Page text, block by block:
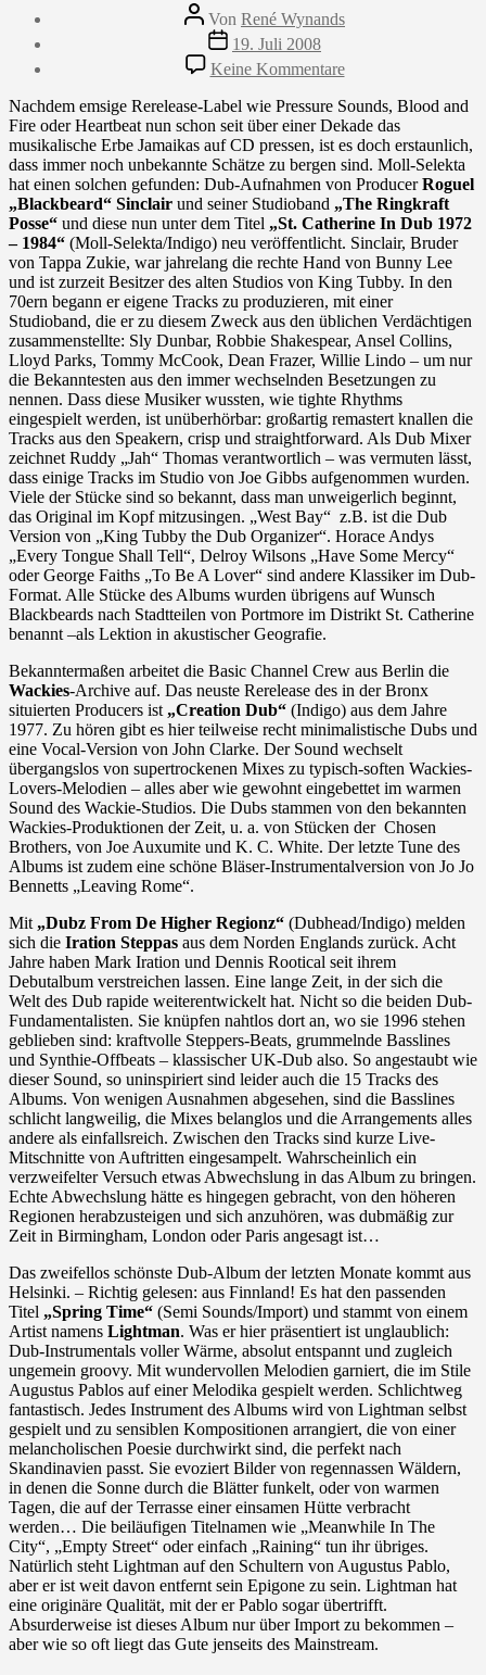
Beitragsautor
Von René Wynands
Veröffentlichungsdatum
19. Juli 2008
Keine Kommentarezu
Dub
Revolution,
März
2004
Nachdem emsige Rerelease-Label wie Pressure Sounds, Blood and
Fire oder Heartbeat nun schon seit über einer Dekade das
musikalische Erbe Jamaikas auf CD pressen, ist es doch erstaunlich,
dass immer noch unbekannte Schätze zu bergen sind. Moll-Selekta
hat einen solchen gefunden: Dub-Aufnahmen von ProducerRoguel
„Blackbeard“ Sinclair und seiner Studioband „The Ringkraft
Posse“ und diese nun unter dem Titel „St. Catherine In Dub 1972
– 1984“ (Moll-Selekta/Indigo) neu veröffentlicht. Sinclair, Bruder
von Tappa Zukie, war jahrelang die rechte Hand von Bunny Lee
und ist zurzeit Besitzer des alten Studios von King Tubby. In den
70ern begann er eigene Tracks zu produzieren, mit einer
Studioband, die er zu diesem Zweck aus den üblichen Verdächtigen
zusammenstellte: Sly Dunbar, Robbie Shakespear, Ansel Collins,
Lloyd Parks, Tommy McCook, Dean Frazer, Willie Lindo – um nur
die Bekanntesten aus den immer wechselnden Besetzungen zu
nennen. Dass diese Musiker wussten, wie tighte Rhythms
eingespielt werden, ist unüberhörbar: großartig remastert knallen die
Tracks aus den Speakern, crisp und straightforward. Als Dub Mixer
zeichnet Ruddy „Jah“ Thomas verantwortlich – was vermuten lässt,
dass einige Tracks im Studio von Joe Gibbs aufgenommen wurden.
Viele der Stücke sind so bekannt, dass man unweigerlich beginnt,
das Original im Kopf mitzusingen. „West Bay“ z.B. ist die Dub
Version von „King Tubby the Dub Organizer“. Horace Andys
„Every Tongue Shall Tell“, Delroy Wilsons „Have Some Mercy“
oder George Faiths „To Be A Lover“ sind andere Klassiker im Dub-
Format. Alle Stücke des Albums wurden übrigens auf Wunsch
Blackbeards nach Stadtteilen von Portmore im Distrikt St. Catherine
benannt –als Lektion in akustischer Geografie.
Bekanntermaßen arbeitet die Basic Channel Crew aus Berlin die
Wackies-Archive auf. Das neuste Rerelease des in der Bronx
situierten Producers ist „Creation Dub“ (Indigo) aus dem Jahre
1977. Zu hören gibt es hier teilweise recht minimalistische Dubs und
eine Vocal-Version von John Clarke. Der Sound wechselt
übergangslos von supertrockenen Mixes zu typisch-soften Wackies-
Lovers-Melodien – alles aber wie gewohnt eingebettet im warmen
Sound des Wackie-Studios. Die Dubs stammen von den bekannten
Wackies-Produktionen der Zeit, u. a. von Stücken der Chosen
Brothers, von Joe Auxumite und K. C. White. Der letzte Tune des
Albums ist zudem eine schöne Bläser-Instrumentalversion von Jo Jo
Bennetts „Leaving Rome“.
Mit „Dubz From De Higher Regionz“ (Dubhead/Indigo) melden
sich die Iration Steppas aus dem Norden Englands zurück. Acht
Jahre haben Mark Iration und Dennis Rootical seit ihrem
Debutalbum verstreichen lassen. Eine lange Zeit, in der sich die
Welt des Dub rapide weiterentwickelt hat. Nicht so die beiden Dub-
Fundamentalisten. Sie knüpfen nahtlos dort an, wo sie 1996 stehen
geblieben sind: kraftvolle Steppers-Beats, grummelnde Basslines
und Synthie-Offbeats – klassischer UK-Dub also. So angestaubt wie
dieser Sound, so uninspiriert sind leider auch die 15 Tracks des
Albums. Von wenigen Ausnahmen abgesehen, sind die Basslines
schlicht langweilig, die Mixes belanglos und die Arrangements alles
andere als einfallsreich. Zwischen den Tracks sind kurze Live-
Mitschnitte von Auftritten eingesampelt. Wahrscheinlich ein
verzweifelter Versuch etwas Abwechslung in das Album zu bringen.
Echte Abwechslung hätte es hingegen gebracht, von den höheren
Regionen herabzusteigen und sich anzuhören, was dubmäßig zur
Zeit in Birmingham, London oder Paris angesagt ist…
Das zweifellos schönste Dub-Album der letzten Monate kommt aus
Helsinki. – Richtig gelesen: aus Finnland! Es hat den passenden
Titel „Spring Time“ (Semi Sounds/Import) und stammt von einem
Artist namens Lightman. Was er hier präsentiert ist unglaublich:
Dub-Instrumentals voller Wärme, absolut entspannt und zugleich
ungemein groovy. Mit wundervollen Melodien garniert, die im Stile
Augustus Pablos auf einer Melodika gespielt werden. Schlichtweg
fantastisch. Jedes Instrument des Albums wird von Lightman selbst
gespielt und zu sensiblen Kompositionen arrangiert, die von einer
melancholischen Poesie durchwirkt sind, die perfekt nach
Skandinavien passt. Sie evoziert Bilder von regennassen Wäldern,
in denen die Sonne durch die Blätter funkelt, oder von warmen
Tagen, die auf der Terrasse einer einsamen Hütte verbracht
werden… Die beiläufigen Titelnamen wie „Meanwhile In The
City“, „Empty Street“ oder einfach „Raining“ tun ihr übriges.
Natürlich steht Lightman auf den Schultern von Augustus Pablo,
aber er ist weit davon entfernt sein Epigone zu sein. Lightman hat
eine originäre Qualität, mit der er Pablo sogar übertrifft.
Absurderweise ist dieses Album nur über Import zu bekommen –
aber wie so oft liegt das Gute jenseits des Mainstream.